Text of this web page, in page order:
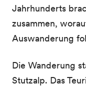
Jahrhunderts
zusammen,
Auswanderung
Die Wanderung
Stutzalp. Das